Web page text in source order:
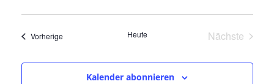
VorherigeVeranstaltungen Heute
Nächste
Kalender abonnieren